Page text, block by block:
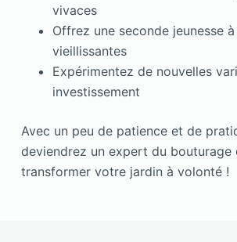
vivaces
Offrez une seconde jeunesse
vieillissantes
Expérimentez de nouvelles
investissement
Avec un peu de patience et de
deviendrez un expert du bouturage
transformer votre jardin à volonté !